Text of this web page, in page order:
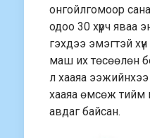
онгойлгомоор
одоо 30 хүрч яваа
гэхдээ эмэгтэй
маш их төсөөлөн
л хааяа
хааяа өмсөж
авдаг байсан.